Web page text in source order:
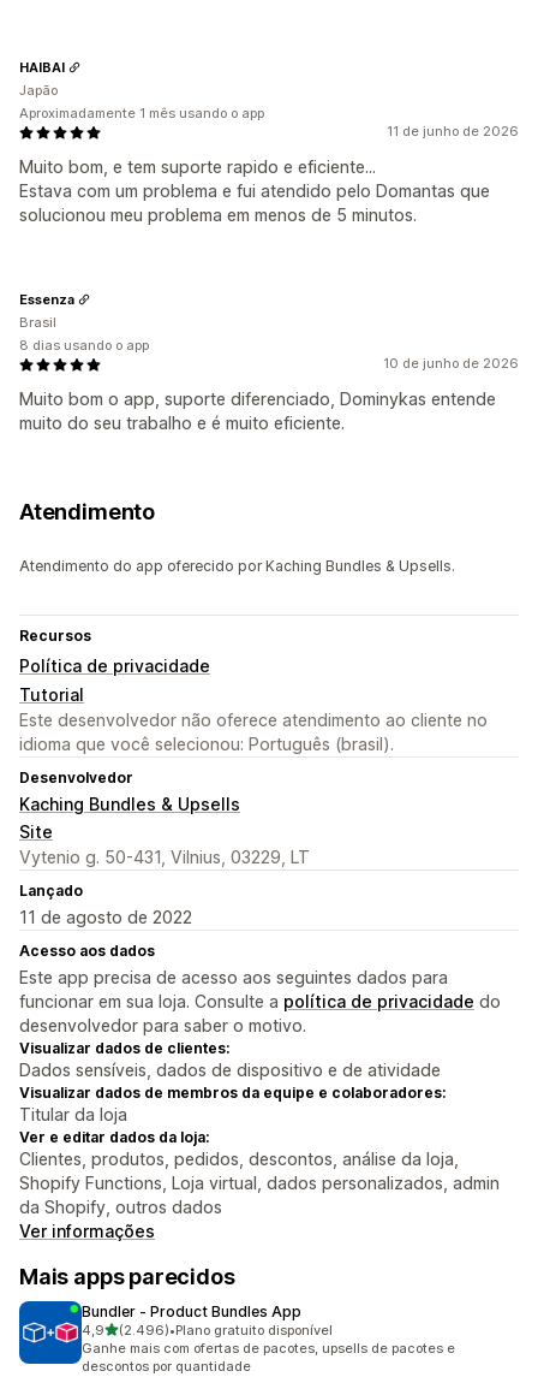
11 de junho de 2026
Muito bom, e tem suporte rapido e eficiente...
Estava com um problema e fui atendido pelo Domantas que
solucionou meu problema em menos de 5 minutos.
HAIBAI
Japão
Aproximadamente 1 mês usando o app
10 de junho de 2026
Muito bom o app, suporte diferenciado, Dominykas entende
muito do seu trabalho e é muito eficiente.
Essenza
Brasil
8 dias usando o app
Atendimento
Atendimento do app oferecido por Kaching Bundles & Upsells.
Recursos
Política de privacidade
Tutorial
Este desenvolvedor não oferece atendimento ao cliente no
idioma que você selecionou: Português (brasil).
Desenvolvedor
Kaching Bundles & Upsells
Site
Vytenio g. 50-431, Vilnius, 03229, LT
Lançado
11 de agosto de 2022
Acesso aos dados
Este app precisa de acesso aos seguintes dados para
funcionar em sua loja. Consulte a política de privacidade do
desenvolvedor para saber o motivo.
Visualizar dados de clientes:
Dados sensíveis, dados de dispositivo e de atividade
Visualizar dados de membros da equipe e colaboradores:
Titular da loja
Ver e editar dados da loja:
Clientes, produtos, pedidos, descontos, análise da loja,
Shopify Functions, Loja virtual, dados personalizados, admin
da Shopify, outros dados
Ver informações
Mais apps parecidos
Bundler ‑ Product Bundles App
4,9de 5 estrelas
(2.496)
2496 avaliações ao todo
•Plano gratuito disponível
Ganhe mais com ofertas de pacotes, upsells de pacotes e
descontos por quantidade